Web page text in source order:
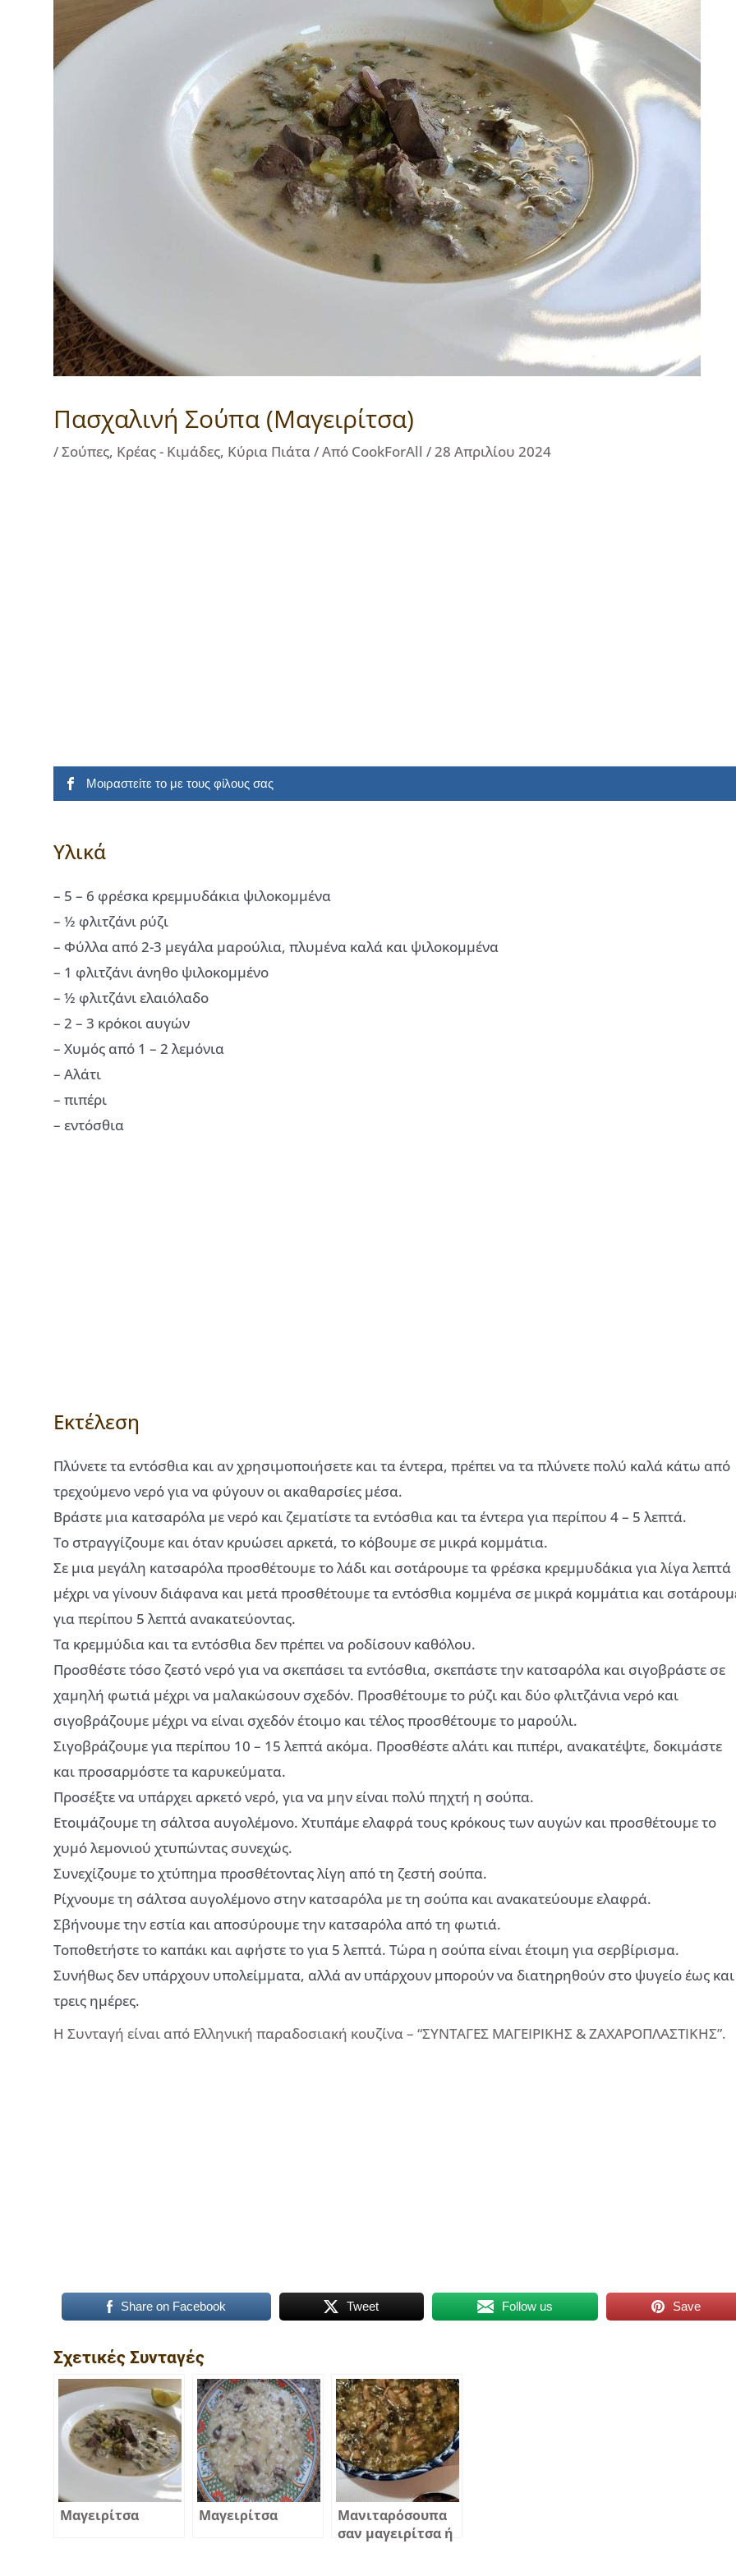
Πασχαλινή Σούπα (Μαγειρίτσα)
/Σούπες, Κρέας - Κιμάδες, Κύρια Πιάτα/ Από CookForAll /28 Απριλίου 2024
Μοιραστείτε το με τους φίλους σας
Υλικά
– 5 – 6 φρέσκα κρεμμυδάκια ψιλοκομμένα
– ½ φλιτζάνι ρύζι
– Φύλλα από 2-3 μεγάλα μαρούλια, πλυμένα καλά και ψιλοκομμένα
– 1 φλιτζάνι άνηθο ψιλοκομμένο
– ½ φλιτζάνι ελαιόλαδο
– 2 – 3 κρόκοι αυγών
– Χυμός από 1 – 2 λεμόνια
– Αλάτι
– πιπέρι
– εντόσθια
Εκτέλεση
Πλύνετε τα εντόσθια και αν χρησιμοποιήσετε και τα έντερα, πρέπει να τα πλύνετε πολύ καλά κάτω από
τρεχούμενο νερό για να φύγουν οι ακαθαρσίες μέσα.
Βράστε μια κατσαρόλα με νερό και ζεματίστε τα εντόσθια και τα έντερα για περίπου 4 – 5 λεπτά.
Το στραγγίζουμε και όταν κρυώσει αρκετά, το κόβουμε σε μικρά κομμάτια.
Σε μια μεγάλη κατσαρόλα προσθέτουμε το λάδι και σοτάρουμε τα φρέσκα κρεμμυδάκια για λίγα λεπτά
μέχρι να γίνουν διάφανα και μετά προσθέτουμε τα εντόσθια κομμένα σε μικρά κομμάτια και
για περίπου 5 λεπτά ανακατεύοντας.
Τα κρεμμύδια και τα εντόσθια δεν πρέπει να ροδίσουν καθόλου.
Προσθέστε τόσο ζεστό νερό για να σκεπάσει τα εντόσθια, σκεπάστε την κατσαρόλα και σιγοβράστε σε
χαμηλή φωτιά μέχρι να μαλακώσουν σχεδόν. Προσθέτουμε το ρύζι και δύο φλιτζάνια νερό και
σιγοβράζουμε μέχρι να είναι σχεδόν έτοιμο και τέλος προσθέτουμε το μαρούλι.
Σιγοβράζουμε για περίπου 10 – 15 λεπτά ακόμα. Προσθέστε αλάτι και πιπέρι, ανακατέψτε, δοκιμάστε
και προσαρμόστε τα καρυκεύματα.
Προσέξτε να υπάρχει αρκετό νερό, για να μην είναι πολύ πηχτή η σούπα.
Ετοιμάζουμε τη σάλτσα αυγολέμονο. Χτυπάμε ελαφρά τους κρόκους των αυγών και προσθέτουμε το
χυμό λεμονιού χτυπώντας συνεχώς.
Συνεχίζουμε το χτύπημα προσθέτοντας λίγη από τη ζεστή σούπα.
Ρίχνουμε τη σάλτσα αυγολέμονο στην κατσαρόλα με τη σούπα και ανακατεύουμε ελαφρά.
Σβήνουμε την εστία και αποσύρουμε την κατσαρόλα από τη φωτιά.
Τοποθετήστε το καπάκι και αφήστε το για 5 λεπτά. Τώρα η σούπα είναι έτοιμη για σερβίρισμα.
Συνήθως δεν υπάρχουν υπολείμματα, αλλά αν υπάρχουν μπορούν να διατηρηθούν στο ψυγείο έως και
τρεις ημέρες.
Η Συνταγή είναι από Ελληνική παραδοσιακή κουζίνα – “ΣΥΝΤΑΓΕΣ ΜΑΓΕΙΡΙΚΗΣ & ΖΑΧΑΡΟΠΛΑΣΤΙΚΗΣ”.
Share on Facebook Tweet Follow us Save
Σχετικές Συνταγές
Μαγειρίτσα Μαγειρίτσα
Μανιταρόσουπα
σαν μαγειρίτσα ή